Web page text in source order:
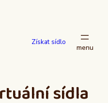
Získat sídlo
sídla